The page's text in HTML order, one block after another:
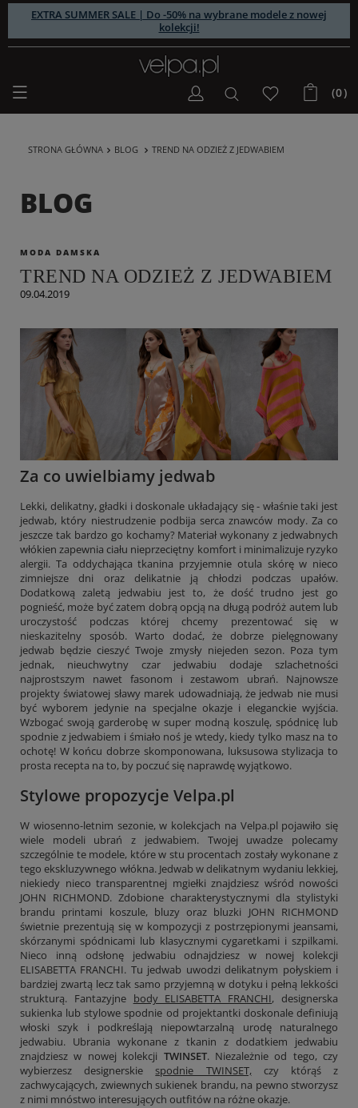
EXTRA SUMMER SALE | Do -50% na wybrane modele z nowej
kolekcji!
(0)
STRONA GŁÓWNA BLOG TREND NA ODZIEŻ Z JEDWABIEM
BLOG
MODA DAMSKA
TREND NA ODZIEŻ Z JEDWABIEM
09.04.2019
Za co uwielbiamy jedwab
Lekki, delikatny, gładki i doskonale układający się - właśnie taki jest
jedwab, który niestrudzenie podbija serca znawców mody. Za co
jeszcze tak bardzo go kochamy? Materiał wykonany z jedwabnych
włókien zapewnia ciału nieprzeciętny komfort i minimalizuje ryzyko
alergii. Ta oddychająca tkanina przyjemnie otula skórę w nieco
zimniejsze dni oraz delikatnie ją chłodzi podczas upałów.
Dodatkową zaletą jedwabiu jest to, że dość trudno jest go
pognieść, może być zatem dobrą opcją na długą podróż autem lub
uroczystość podczas której chcemy prezentować się w
nieskazitelny sposób. Warto dodać, że dobrze pielęgnowany
jedwab będzie cieszyć Twoje zmysły niejeden sezon. Poza tym
jednak, nieuchwytny czar jedwabiu dodaje szlachetności
najprostszym nawet fasonom i zestawom ubrań. Najnowsze
projekty światowej sławy marek udowadniają, że jedwab nie musi
być wyborem jedynie na specjalne okazje i eleganckie wyjścia.
Wzbogać swoją garderobę w super modną koszulę, spódnicę lub
spodnie z jedwabiem i śmiało noś je wtedy, kiedy tylko masz na to
ochotę! W końcu dobrze skomponowana, luksusowa stylizacja to
prosta recepta na to, by poczuć się naprawdę wyjątkowo.
Stylowe propozycje Velpa.pl
W wiosenno-letnim sezonie, w kolekcjach na Velpa.pl pojawiło się
wiele modeli ubrań z jedwabiem. Twojej uwadze polecamy
szczególnie te modele, które w stu procentach zostały wykonane z
tego ekskluzywnego włókna. Jedwab w delikatnym wydaniu lekkiej,
niekiedy nieco transparentnej mgiełki znajdziesz wśród nowości
JOHN RICHMOND. Zdobione charakterystycznymi dla stylistyki
brandu printami koszule, bluzy oraz bluzki JOHN RICHMOND
świetnie prezentują się w kompozycji z postrzępionymi jeansami,
skórzanymi spódnicami lub klasycznymi cygaretkami i szpilkami.
Nieco inną odsłonę jedwabiu odnajdziesz w nowej kolekcji
ELISABETTA FRANCHI. Tu jedwab uwodzi delikatnym połyskiem i
bardziej zwartą lecz tak samo przyjemną w dotyku i pełną lekkości
strukturą. Fantazyjne body ELISABETTA FRANCHI, designerska
sukienka lub stylowe spodnie od projektantki doskonale definiują
włoski szyk i podkreślają niepowtarzalną urodę naturalnego
jedwabiu. Ubrania wykonane z tkanin z dodatkiem jedwabiu
znajdziesz w nowej kolekcji TWINSET. Niezależnie od tego, czy
wybierzesz designerskiespodnie TWINSET,czy którąś z
zachwycających, zwiewnych sukienek brandu, na pewno stworzysz
z nimi mnóstwo interesujących outfitów na różne okazje.